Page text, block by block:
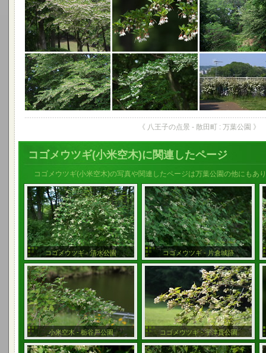
《 八王子の点景 - 散田町 : 万葉公園 》
コゴメウツギ(小米空木)に関連したページ
コゴメウツギ(小米空木)の写真や関連したページは万葉公園の他にもあ
コゴメウツギ - 清水公園 コゴメウツギ - 片倉城跡
小米空木 - 栃谷戸公園 コゴメウツギ - 宇津貫公園